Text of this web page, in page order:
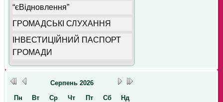
“єВідновлення”
ГРОМАДСЬКІ СЛУХАННЯ
ІНВЕСТИЦІЙНИЙ ПАСПОРТ
ГРОМАДИ
Серпень 2026
Пн
Вт Ср Чт Пт Сб
Нд